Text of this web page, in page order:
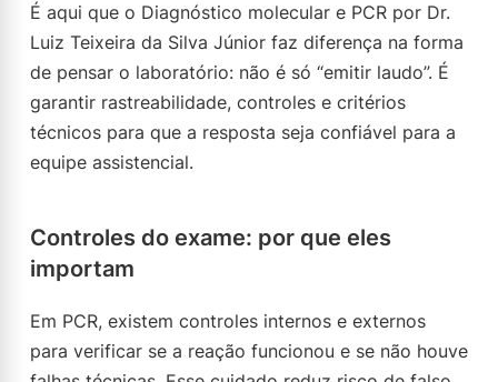
É aqui que o Diagnóstico molecular e PCR por Dr.
Luiz Teixeira da Silva Júnior faz diferença na forma
de pensar o laboratório: não é só “emitir laudo”. É
garantir rastreabilidade, controles e critérios
técnicos para que a resposta seja confiável para a
equipe assistencial.
Controles do exame: por que eles
importam
Em PCR, existem controles internos e externos
para verificar se a reação funcionou e se não houve